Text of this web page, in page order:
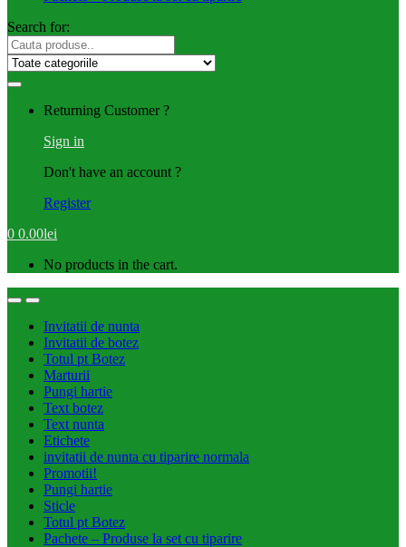
Search for:
Returning Customer ?
Sign in
Don't have an account ?
Register
0 0.00lei
No products in the cart.
Invitatii de nunta
Invitatii de botez
Totul pt Botez
Marturii
Pungi hartie
Text botez
Text nunta
Etichete
invitatii de nunta cu tiparire normala
Promotii!
Pungi hartie
Sticle
Totul pt Botez
Pachete – Produse la set cu tiparire